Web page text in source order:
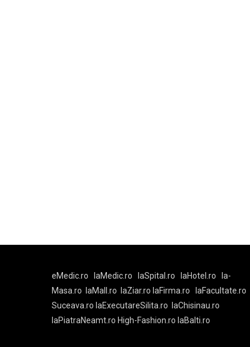
eMedic.ro laMedic.ro laSpital.ro laHotel.ro
la-
Masa.ro
laMall.ro laZiar.ro laFirma.ro laFacultate.ro
Suceava.ro laExecutareSilita.ro
laChisinau.ro
laPiatraNeamt.ro High-Fashion.ro laBalti.ro